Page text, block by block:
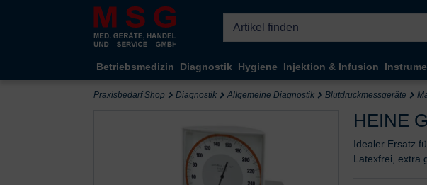
Kompletten Head der Seite überspringen
Betriebsmedizin Diagnostik Hygiene Injektion & Infusion
Praxisbedarf Shop Diagnostik Allgemeine Diagnostik Blutdruckmessgeräte
HEINE
Idealer Ersatz
Latexfrei, extra